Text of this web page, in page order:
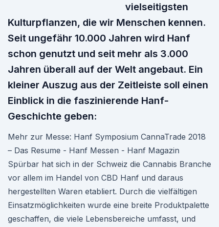
vielseitigsten
Kulturpflanzen, die wir Menschen kennen.
Seit ungefähr 10.000 Jahren wird Hanf
schon genutzt und seit mehr als 3.000
Jahren überall auf der Welt angebaut. Ein
kleiner Auszug aus der Zeitleiste soll einen
Einblick in die faszinierende Hanf-
Geschichte geben:
Mehr zur Messe: Hanf Symposium CannaTrade 2018
– Das Resume - Hanf Messen - Hanf Magazin
Spürbar hat sich in der Schweiz die Cannabis Branche
vor allem im Handel von CBD Hanf und daraus
hergestellten Waren etabliert. Durch die vielfältigen
Einsatzmöglichkeiten wurde eine breite Produktpalette
geschaffen, die viele Lebensbereiche umfasst, und